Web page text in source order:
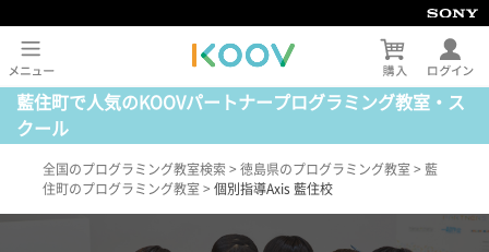
藍住町で人気のKOOVパートナープログラミング教室・ス
クール
全国のプログラミング教室検索 > 徳島県のプログラミング教室 > 藍
住町のプログラミング教室 > 個別指導Axis 藍住校